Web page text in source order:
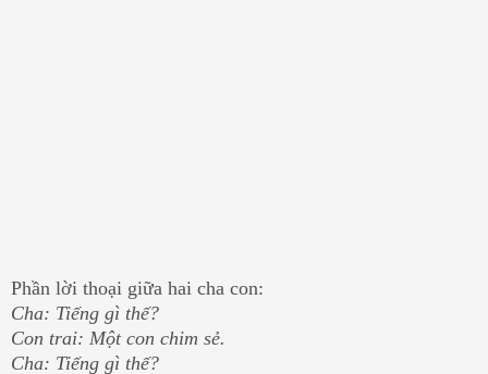
Phần lời thoại giữa hai cha con:
Cha: Tiếng gì thế?
Con trai: Một con chim sẻ.
Cha: Tiếng gì thế?